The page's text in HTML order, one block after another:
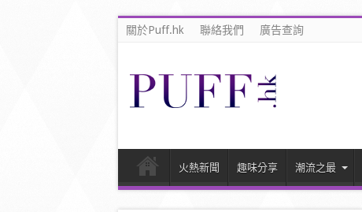
關於Puff.hk 聯絡我們 廣告查詢
火熱新聞 趣味分享 潮流之最